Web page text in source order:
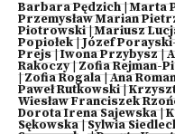
Barbara Pędzich|Marta
Przemysław Marian
Piotrowski|Mariusz
Popiołek|Józef
Prejs|Iwona Przybysz|
Rakoczy|Zofia Rejman-
|Zofia Rogala|Ana
Paweł Rutkowski|
Wiesław Franciszek
Dorota Irena Sajewska|
Sękowska|Sylwia